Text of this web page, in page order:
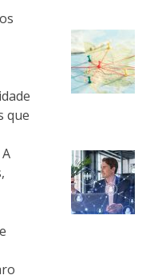
que